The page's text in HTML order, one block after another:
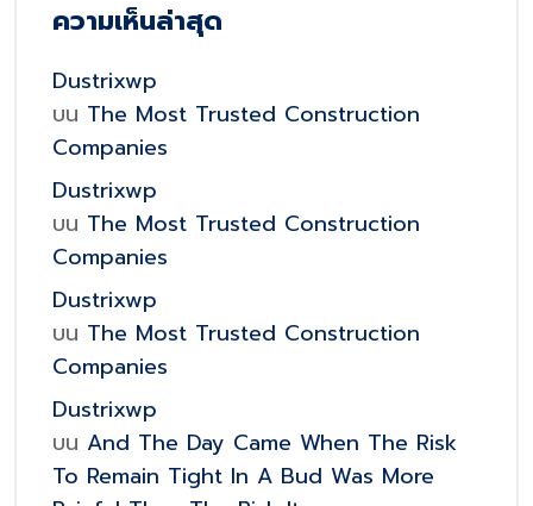
ความเห็นล่าสุด
Dustrixwp
บน The Most Trusted Construction
Companies
Dustrixwp
บน The Most Trusted Construction
Companies
Dustrixwp
บน The Most Trusted Construction
Companies
Dustrixwp
บน And The Day Came When The Risk
To Remain Tight In A Bud Was More